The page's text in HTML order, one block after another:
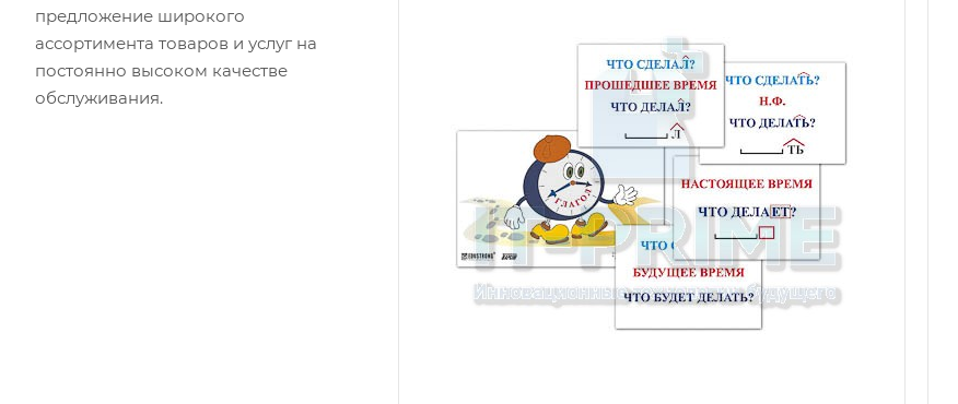
предложение широкого
ассортимента товаров и услуг на
постоянно высоком качестве
обслуживания.